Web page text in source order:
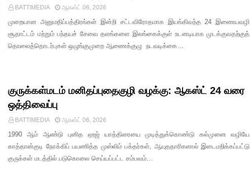
BATTIMEDIA ஆகஸ்ட் 06, 2026
முறையான அனுமதிப்பத்திரங்கள் இன்றி சட்டவிரோதமாக இயங்கிவந்த 24 இணையவழி
சூதாட்டம் மற்றும் பந்தயச் சேவை தளங்களை இலங்கைக்குள் உடனடியாக முடக்குவதற்குத்
தொலைத்தொடர்புகள் ஒழுங்குமுறை ஆணைக்குழு நடவடிக்கை…
குருக்கள்மடம் மனிதப்புதைகுழி வழக்கு: ஆகஸ்ட் 24 வரை
ஒத்திவைப்பு
BATTIMEDIA ஆகஸ்ட் 06, 2026
1990 ஆம் ஆண்டு புனித ஹஜ் யாத்திரையை முடித்துக்கொண்டு கல்முனை வழியே
காத்தான்குடி நோக்கிப் பயணித்த முஸ்லிம் பக்தர்கள், ஆயுததாரிகளால் இடைமறிக்கப்பட்டு
குருக்கள் மடத்தில் படுகொலை செய்யப்பட்ட சம்பவம்…